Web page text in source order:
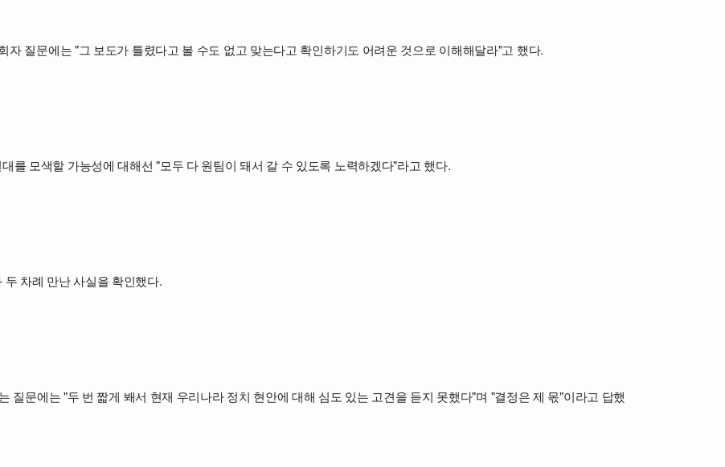
질문에는 "그 보도가 틀렸다고 볼 수도 없고 맞는다고 확인하기도 어려운 것으로 이해해달라"고 했다.
를 모색할 가능성에 대해선 "모두 다 원팀이 돼서 갈 수 있도록 노력하겠다"라고 했다.
차례 만난 사실을 확인했다.
질문에는 "두 번 짧게 봬서 현재 우리나라 정치 현안에 대해 심도 있는 고견을 듣지 못했다"며 "결정은 제 몫"이라고 답했